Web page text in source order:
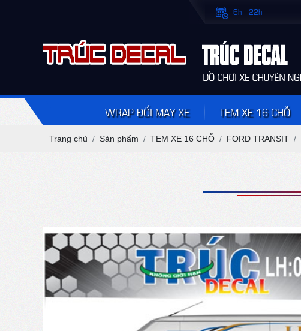
6h - 22h
WRAP ĐỔI MAY XE TEM XE 16 CHỖ
Trang chủ Sản phẩm TEM XE 16 CHỖ FORD TRANSIT